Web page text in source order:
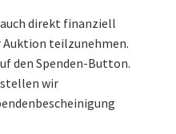
direkt finanziell
teilzunehmen.
den Spenden-Button.
wir